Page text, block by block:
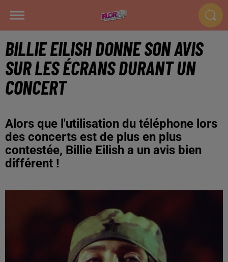
BILLIE EILISH DONNE SON AVIS
SUR LES ÉCRANS DURANT UN
CONCERT
Alors que l'utilisation du téléphone lors
des concerts est de plus en plus
contestée, Billie Eilish a un avis bien
différent !